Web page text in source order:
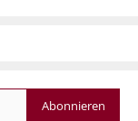
Abonnieren